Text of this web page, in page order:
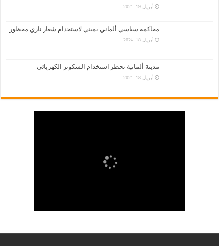
أبريل 19, 2024
محاكمة سياسي ألماني يميني لاستخدام شعار نازي محظور
أبريل 18, 2024
مدينة ألمانية تحظر استخدام السكوتر الكهربائي
أبريل 18, 2024